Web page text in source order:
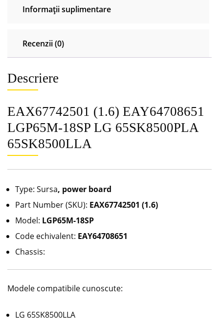
Informații suplimentare
Recenzii (0)
Descriere
EAX67742501 (1.6) EAY64708651
LGP65M-18SP LG 65SK8500PLA
65SK8500LLA
Type: Sursa, power board
Part Number (SKU): EAX67742501 (1.6)
Model: LGP65M-18SP
Code echivalent: EAY64708651
Chassis:
Modele compatibile cunoscute:
LG 65SK8500LLA